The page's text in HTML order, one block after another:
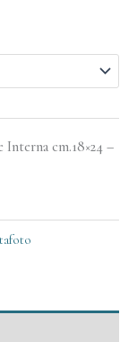
Interna cm.18×24 –